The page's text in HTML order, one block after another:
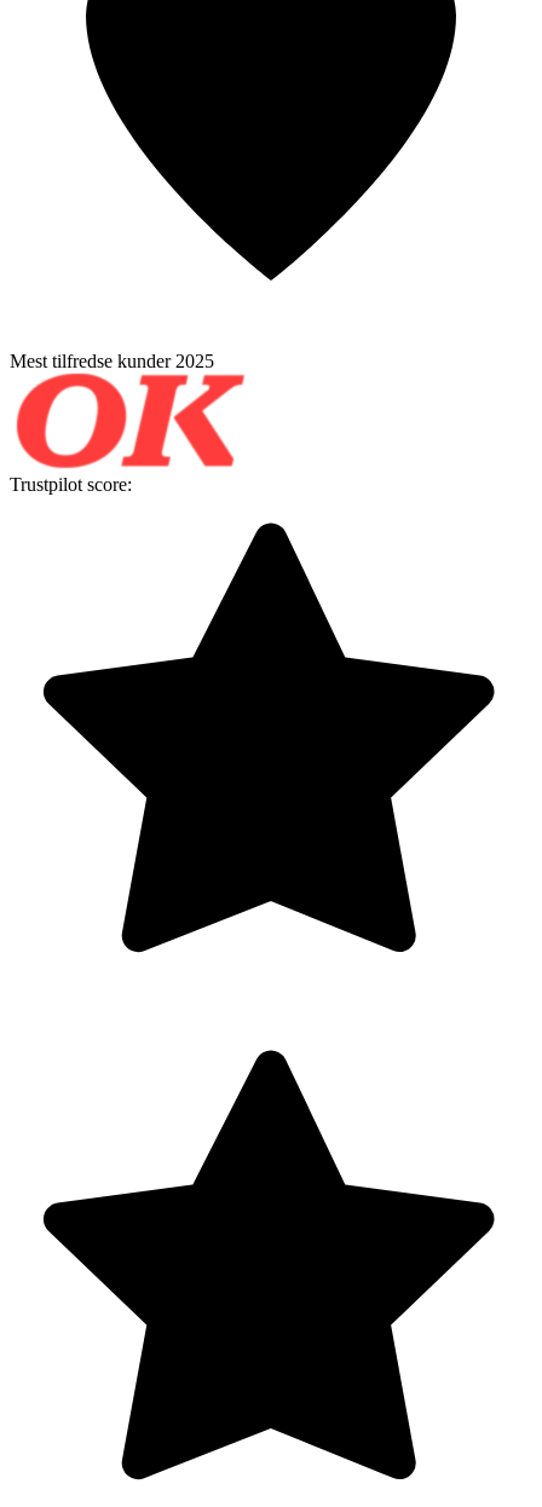
Mest tilfredse kunder 2025
Trustpilot score: